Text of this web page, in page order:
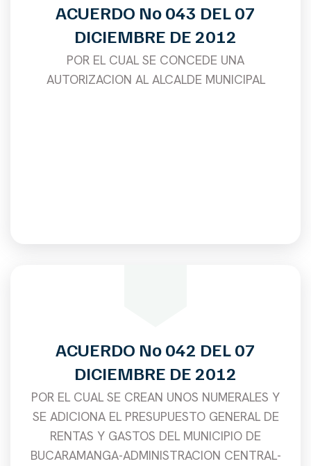
ACUERDO No 043 DEL 07
DICIEMBRE DE 2012
POR EL CUAL SE CONCEDE UNA
AUTORIZACION AL ALCALDE MUNICIPAL
ACUERDO No 042 DEL 07
DICIEMBRE DE 2012
POR EL CUAL SE CREAN UNOS NUMERALES Y
SE ADICIONA EL PRESUPUESTO GENERAL DE
RENTAS Y GASTOS DEL MUNICIPIO DE
BUCARAMANGA-ADMINISTRACION CENTRAL-